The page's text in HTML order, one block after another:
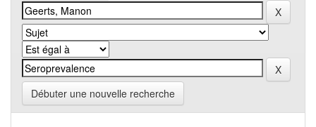
Débuter une nouvelle recherche